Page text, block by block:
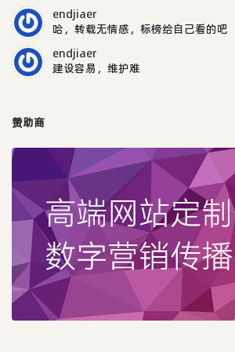
endjiaer
哈，转载无情感，标榜给自己看的吧
endjiaer
建设容易，维护难
赞助商